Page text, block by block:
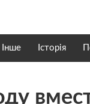
Інше Історія